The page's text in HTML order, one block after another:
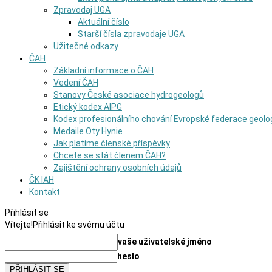
Zpravodaj UGA
Aktuální číslo
Starší čísla zpravodaje UGA
Užitečné odkazy
ČAH
Základní informace o ČAH
Vedení ČAH
Stanovy České asociace hydrogeologů
Etický kodex AIPG
Kodex profesionálního chování Evropské federace
Medaile Oty Hynie
Jak platíme členské příspěvky
Chcete se stát členem ČAH?
Zajištění ochrany osobních údajů
ČK IAH
Kontakt
Přihlásit se
Vítejte!Přihlásit ke svému účtu
vaše uživatelské jméno
heslo